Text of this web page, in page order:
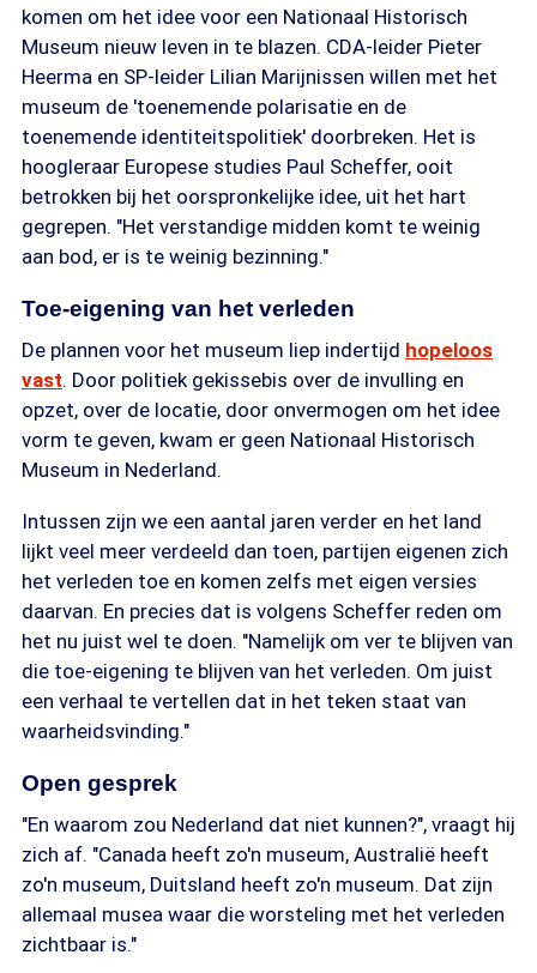
komen om het idee voor een Nationaal Historisch
Museum nieuw leven in te blazen. CDA-leider Pieter
Heerma en SP-leider Lilian Marijnissen willen met het
museum de 'toenemende polarisatie en de
toenemende identiteitspolitiek' doorbreken. Het is
hoogleraar Europese studies Paul Scheffer, ooit
betrokken bij het oorspronkelijke idee, uit het hart
gegrepen. "Het verstandige midden komt te weinig
aan bod, er is te weinig bezinning."
Toe-eigening van het verleden
De plannen voor het museum liep indertijd hopeloos
vast. Door politiek gekissebis over de invulling en
opzet, over de locatie, door onvermogen om het idee
vorm te geven, kwam er geen Nationaal Historisch
Museum in Nederland.
Intussen zijn we een aantal jaren verder en het land
lijkt veel meer verdeeld dan toen, partijen eigenen zich
het verleden toe en komen zelfs met eigen versies
daarvan. En precies dat is volgens Scheffer reden om
het nu juist wel te doen. "Namelijk om ver te blijven van
die toe-eigening te blijven van het verleden. Om juist
een verhaal te vertellen dat in het teken staat van
waarheidsvinding."
Open gesprek
"En waarom zou Nederland dat niet kunnen?", vraagt hij
zich af. "Canada heeft zo'n museum, Australië heeft
zo'n museum, Duitsland heeft zo'n museum. Dat zijn
allemaal musea waar die worsteling met het verleden
zichtbaar is."